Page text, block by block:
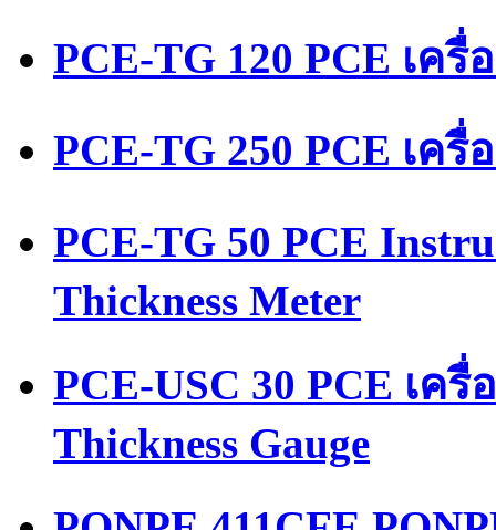
PCE-TG 120 PCE เค
PCE-TG 250 PCE เค
PCE-TG 50 PCE
Thickness Meter
PCE-USC 30 PCE เค
Thickness Gauge